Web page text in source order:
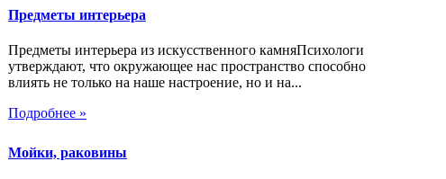
Предметы интерьера
Предметы интерьера из искусственного камняПсихологи
утверждают, что окружающее нас пространство способно
влиять не только на наше настроение, но и на...
Подробнее »
Мойки, раковины